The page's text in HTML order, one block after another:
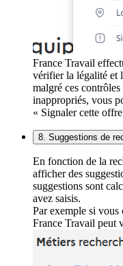
France Travail
vérifier la légalité et
malgré ces
inappropriés, vous
« Signaler cette
8. Suggestions de
En fonction de la
afficher des
suggestions sont
avez saisis.
Par exemple si
France Travail peut